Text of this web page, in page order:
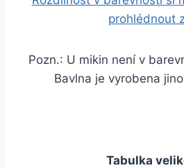
prohlédnout
Pozn.: U mikin není v
Bavlna je vyrobena
Tabulka